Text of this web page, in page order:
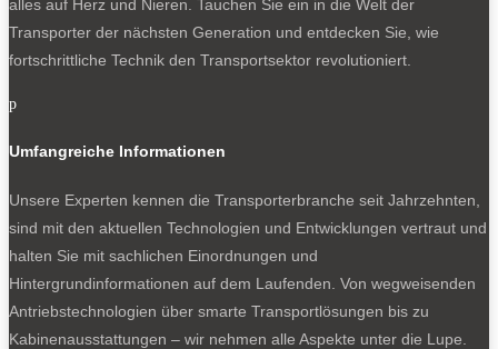
alles auf Herz und Nieren. Tauchen Sie ein in die Welt der
Transporter der nächsten Generation und entdecken Sie, wie
fortschrittliche Technik den Transportsektor revolutioniert.
p
Umfangreiche Informationen
Unsere Experten kennen die Transporterbranche seit Jahrzehnten,
sind mit den aktuellen Technologien und Entwicklungen vertraut und
halten Sie mit sachlichen Einordnungen und
Hintergrundinformationen auf dem Laufenden. Von wegweisenden
Antriebstechnologien über smarte Transportlösungen bis zu
Kabinenausstattungen – wir nehmen alle Aspekte unter die Lupe.